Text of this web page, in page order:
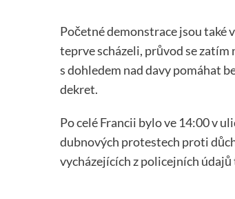
Početné demonstrace jsou také
teprve scházeli, průvod se zatím
s dohledem nad davy pomáhat
dekret.
Po celé Francii bylo ve 14:00 v
dubnových protestech proti
vycházejících z policejních údajů